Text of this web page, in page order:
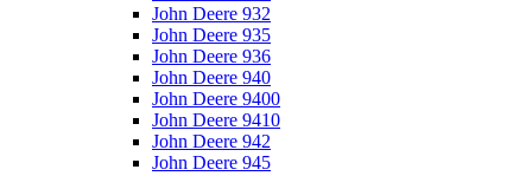
John Deere 932
John Deere 935
John Deere 936
John Deere 940
John Deere 9400
John Deere 9410
John Deere 942
John Deere 945